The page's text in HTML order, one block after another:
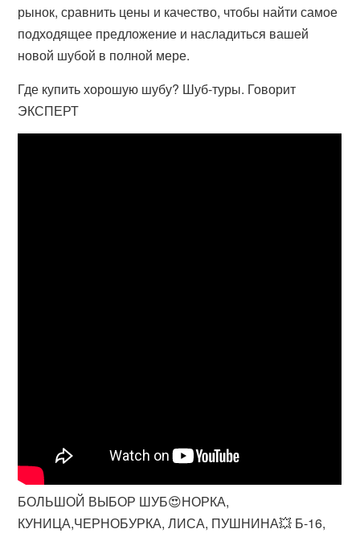
рынок, сравнить цены и качество, чтобы найти самое
подходящее предложение и насладиться вашей
новой шубой в полной мере.
Где купить хорошую шубу? Шуб-туры. Говорит
ЭКСПЕРТ
БОЛЬШОЙ ВЫБОР ШУБ😍НОРКА,
КУНИЦА,ЧЕРНОБУРКА, ЛИСА, ПУШНИНА💥 Б-16,